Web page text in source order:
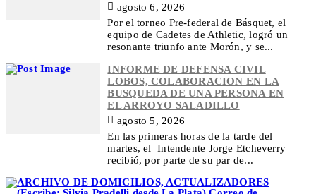
agosto 6, 2026
Por el torneo Pre-federal de Básquet, el
equipo de Cadetes de Athletic, logró un
resonante triunfo ante Morón, y se...
INFORME DE DEFENSA CIVIL
LOBOS, COLABORACION EN LA
BUSQUEDA DE UNA PERSONA EN
EL ARROYO SALADILLO
agosto 5, 2026
En las primeras horas de la tarde del
martes, el Intendente Jorge Etcheverry
recibió, por parte de su par de...